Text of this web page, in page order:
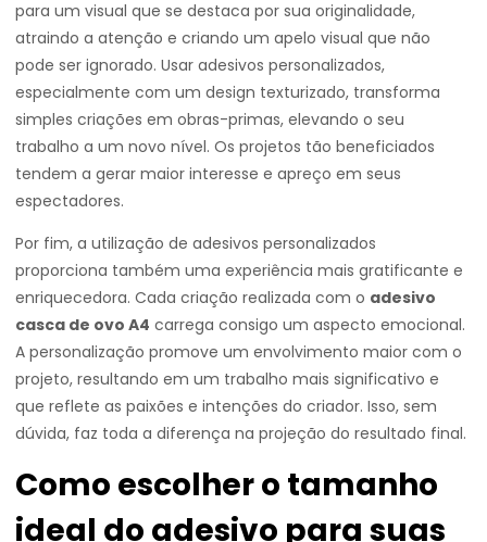
para um visual que se destaca por sua originalidade,
atraindo a atenção e criando um apelo visual que não
pode ser ignorado. Usar adesivos personalizados,
especialmente com um design texturizado, transforma
simples criações em obras-primas, elevando o seu
trabalho a um novo nível. Os projetos tão beneficiados
tendem a gerar maior interesse e apreço em seus
espectadores.
Por fim, a utilização de adesivos personalizados
proporciona também uma experiência mais gratificante e
enriquecedora. Cada criação realizada com o adesivo
casca de ovo A4 carrega consigo um aspecto emocional.
A personalização promove um envolvimento maior com o
projeto, resultando em um trabalho mais significativo e
que reflete as paixões e intenções do criador. Isso, sem
dúvida, faz toda a diferença na projeção do resultado final.
Como escolher o tamanho
ideal do adesivo para suas